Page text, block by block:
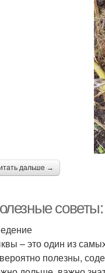
дальше →
– это один из
полезны,